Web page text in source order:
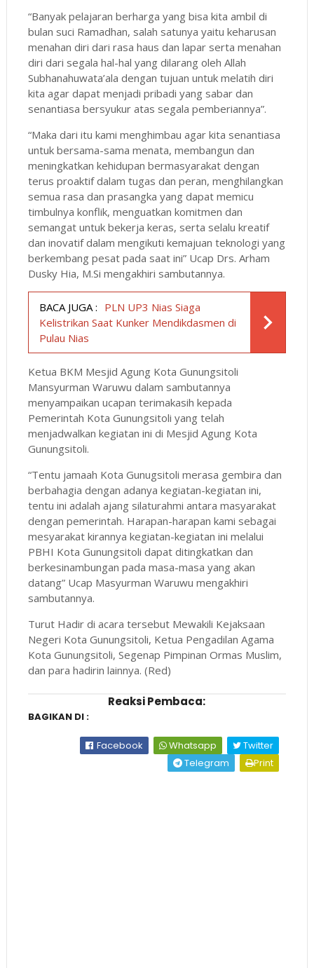
“Banyak pelajaran berharga yang bisa kita ambil di
bulan suci Ramadhan, salah satunya yaitu keharusan
menahan diri dari rasa haus dan lapar serta menahan
diri dari segala hal-hal yang dilarang oleh Allah
Subhanahuwata’ala dengan tujuan untuk melatih diri
kita agar dapat menjadi pribadi yang sabar dan
senantiasa bersyukur atas segala pemberiannya”.
“Maka dari itu kami menghimbau agar kita senantiasa
untuk bersama-sama menata, membangun dan
meningkatkan kehidupan bermasyarakat dengan
terus proaktif dalam tugas dan peran, menghilangkan
semua rasa dan prasangka yang dapat memicu
timbulnya konflik, menguatkan komitmen dan
semangat untuk bekerja keras, serta selalu kreatif
dan inovatif dalam mengikuti kemajuan teknologi yang
berkembang pesat pada saat ini” Ucap Drs. Arham
Dusky Hia, M.Si mengakhiri sambutannya.
BACA JUGA : PLN UP3 Nias Siaga
Kelistrikan Saat Kunker Mendikdasmen di
Pulau Nias
Ketua BKM Mesjid Agung Kota Gunungsitoli
Mansyurman Waruwu dalam sambutannya
menyampaikan ucapan terimakasih kepada
Pemerintah Kota Gunungsitoli yang telah
menjadwalkan kegiatan ini di Mesjid Agung Kota
Gunungsitoli.
“Tentu jamaah Kota Gunugsitoli merasa gembira dan
berbahagia dengan adanya kegiatan-kegiatan ini,
tentu ini adalah ajang silaturahmi antara masyarakat
dengan pemerintah. Harapan-harapan kami sebagai
mesyarakat kirannya kegiatan-kegiatan ini melalui
PBHI Kota Gunungsitoli dapat ditingkatkan dan
berkesinambungan pada masa-masa yang akan
datang” Ucap Masyurman Waruwu mengakhiri
sambutannya.
Turut Hadir di acara tersebut Mewakili Kejaksaan
Negeri Kota Gunungsitoli, Ketua Pengadilan Agama
Kota Gunungsitoli, Segenap Pimpinan Ormas Muslim,
dan para hadirin lainnya. (Red)
Reaksi Pembaca:
BAGIKAN DI :
Facebook Whatsapp
Twitter
Telegram
Print